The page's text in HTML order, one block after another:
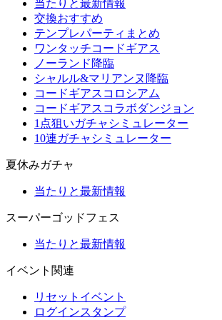
当たりと最新情報
交換おすすめ
テンプレパーティまとめ
ワンタッチコードギアス
ノーランド降臨
シャルル&マリアンヌ降臨
コードギアスコロシアム
コードギアスコラボダンジョン
1点狙いガチャシミュレーター
10連ガチャシミュレーター
夏休みガチャ
当たりと最新情報
スーパーゴッドフェス
当たりと最新情報
イベント関連
リセットイベント
ログインスタンプ